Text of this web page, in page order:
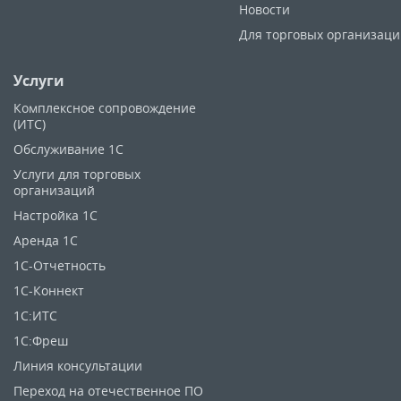
Новости
Для торговых
Услуги
Комплексное сопровождение
(ИТС)
Обслуживание 1С
Услуги для торговых
организаций
Настройка 1С
Аренда 1С
1C-Отчетность
1С-Коннект
1С:ИТС
1С:Фреш
Линия консультации
Переход на отечественное ПО